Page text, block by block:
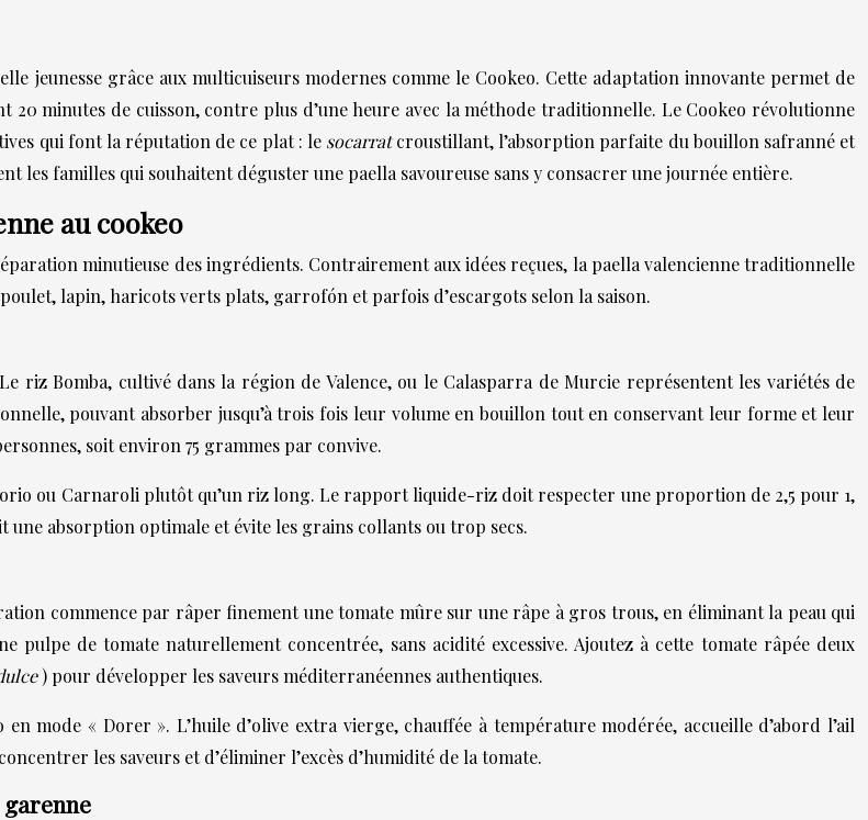
jeunesse grâce aux multicuiseurs modernes comme le Cookeo. Cette adaptation innovante permet de
20 minutes de cuisson, contre plus d’une heure avec la méthode traditionnelle. Le Cookeo révolutionne
qui font la réputation de ce plat : le socarratcroustillant, l’absorption parfaite du bouillon safranné et
familles qui souhaitent déguster une paella savoureuse sans y consacrer une journée entière.
au cookeo
minutieuse des ingrédients. Contrairement aux idées reçues, la paella valencienne traditionnelle
lapin, haricots verts plats, garrofón et parfois d’escargots selon la saison.
riz Bomba, cultivé dans la région de Valence, ou le Calasparra de Murcie représentent les variétés de
pouvant absorber jusqu’à trois fois leur volume en bouillon tout en conservant leur forme et leur
soit environ 75 grammes par convive.
ou Carnaroli plutôt qu’un riz long. Le rapport liquide-riz doit respecter une proportion de 2,5 pour 1,
absorption optimale et évite les grains collants ou trop secs.
commence par râper finement une tomate mûre sur une râpe à gros trous, en éliminant la peau qui
de tomate naturellement concentrée, sans acidité excessive. Ajoutez à cette tomate râpée deux
) pour développer les saveurs méditerranéennes authentiques.
mode « Dorer ». L’huile d’olive extra vierge, chauffée à température modérée, accueille d’abord l’ail
les saveurs et d’éliminer l’excès d’humidité de la tomate.